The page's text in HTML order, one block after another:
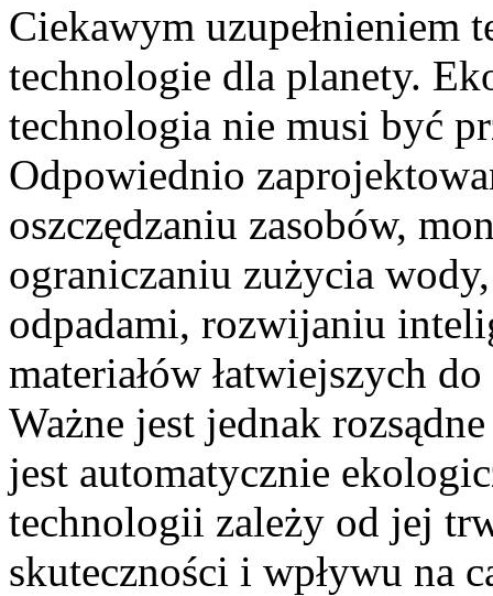
Ciekawym uzupełnieniem
technologie dla planety.
technologia nie musi być
Odpowiednio
oszczędzaniu zasobów,
ograniczaniu zużycia
odpadami, rozwijaniu
materiałów łatwiejszych
Ważne jest jednak
jest automatycznie
technologii zależy od jej
skuteczności i wpływu na